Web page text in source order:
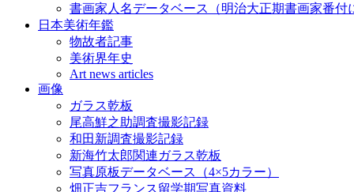
書画家人名データベース（明治大正期書画家番付
日本美術年鑑
物故者記事
美術界年史
Art news articles
画像
ガラス乾板
尾高鮮之助調査撮影記録
和田新調査撮影記録
新海竹太郎関連ガラス乾板
写真原板データベース（4×5カラー）
畑正吉フランス留学期写真資料